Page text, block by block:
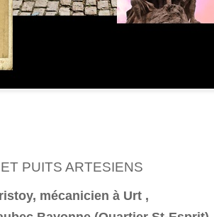
PUITS ARTESIENS
mécanicien à Urt ,